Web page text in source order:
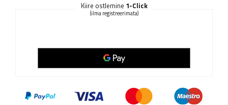
Kiire ostlemine 1-Click
(ilma registreerimata)